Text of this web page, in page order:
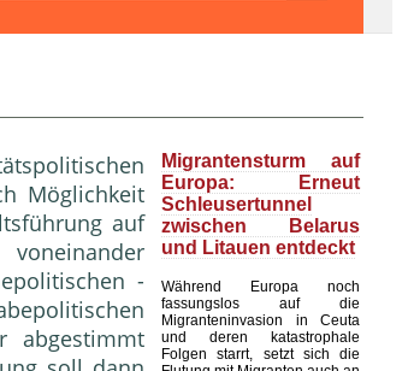
Möglichkeit
auf
-
abgestimmt
Migrantensturm auf
Europa: Erneut
Schleusertunnel
zwischen Belarus
und Litauen entdeckt
Während Europa noch
fassungslos auf die
Migranteninvasion in Ceuta
und deren katastrophale
Folgen starrt, setzt sich die